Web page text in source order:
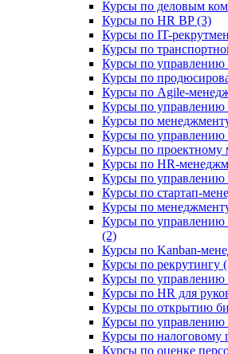
Курсы по деловым
Курсы по HR BP (3)
Курсы по IT-
Курсы по
Курсы по управлению
Курсы по
Курсы по Agile-
Курсы по управлению
Курсы по
Курсы по управлению
Курсы по проектному
Курсы по HR-
Курсы по управлению
Курсы по стартап-
Курсы по
Курсы по
(2)
Курсы по Kanban-
Курсы по рекрутингу
Курсы по управлению
Курсы по HR для
Курсы по открытию
Курсы по управлению
Курсы по налоговому
Курсы по оценке